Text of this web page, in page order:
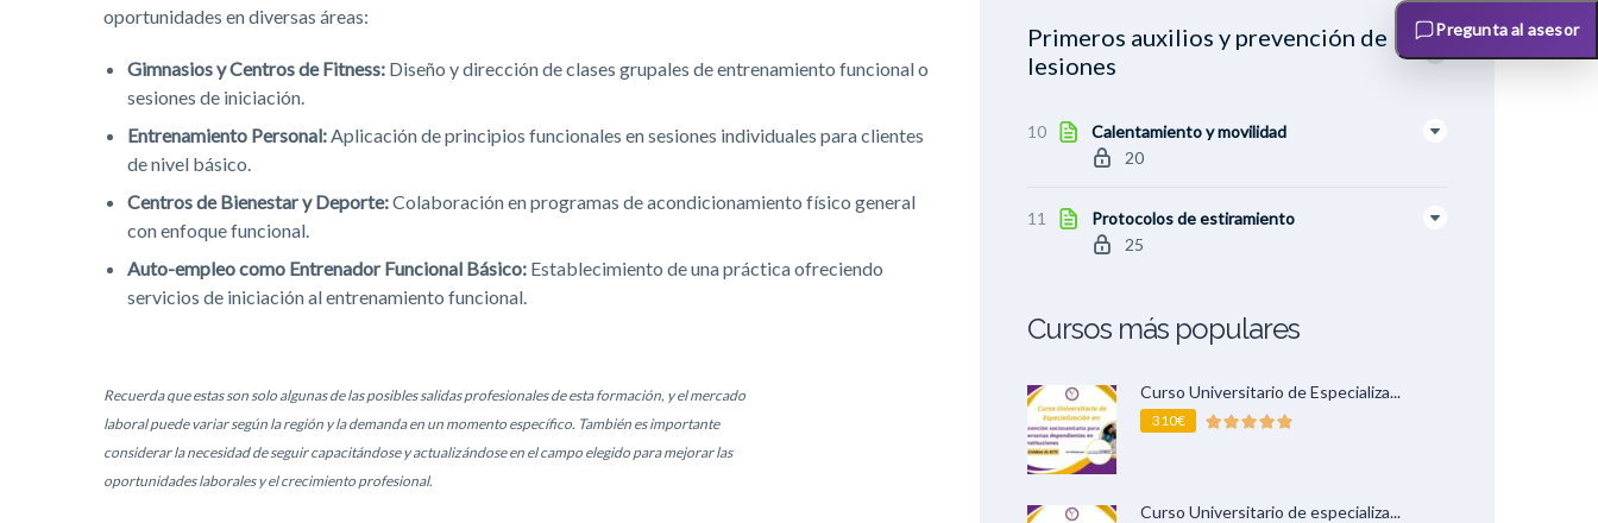
oportunidades en diversas áreas:
Gimnasios y Centros de Fitness: Diseño y dirección de clases grupales de entrenamiento funcional o
sesiones de iniciación.
Entrenamiento Personal: Aplicación de principios funcionales en sesiones individuales para clientes
de nivel básico.
Centros de Bienestar y Deporte:Colaboración en programas de acondicionamiento físico general
con enfoque funcional.
Auto-empleo como Entrenador Funcional Básico: Establecimiento de una práctica ofreciendo
servicios de iniciación al entrenamiento funcional.
Recuerda que estas son solo algunas de las posibles salidas profesionales de esta formación, y el mercado
laboral puede variar según la región y la demanda en un momento específico. También es importante
considerar la necesidad de seguir capacitándose y actualizándose en el campo elegido para mejorar las
oportunidades laborales y el crecimiento profesional.
Primeros auxilios y prevención de
lesiones
10
Calentamiento y movilidad
20
11
Protocolos de estiramiento
25
Cursos más populares
Curso Universitario de Especializa...
310€
Curso Universitario de especializa...
Pregunta al asesor